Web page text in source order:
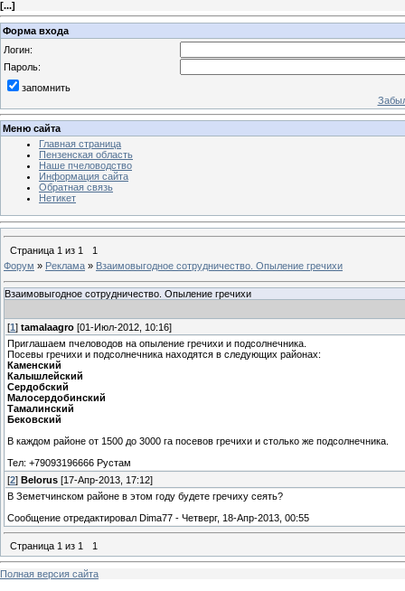
[...]
Форма входа
Логин:
Пароль:
запомнить
Меню сайта
Главная страница
Пензенская область
Наше пчеловодство
Информация сайта
Обратная связь
Нетикет
Страница 1 из 1
1
Форум » Реклама » Взаимовыгодное сотрудничество. Опыление гречихи
Взаимовыгодное сотрудничество. Опыление гречихи
[1 ] tamalaagro [01-Июл-2012, 10:16]
Приглашаем пчеловодов на опыление гречихи и подсолнечника.
Посевы гречихи и подсолнечника находятся в следующих районах:
Каменский
Калышлейский
Сердобский
Малосердобинский
Тамалинский
Бековский
В каждом районе от 1500 до 3000 га посевов гречихи и столько же подсолнечника.
Тел: +79093196666 Рустам
[2] Belorus [17-Апр-2013, 17:12]
В Земетчинском районе в этом году будете гречиху сеять?
Сообщение отредактировал Dima77 - Четверг, 18-Апр-2013, 00:55
Страница 1 из 1 1
Полная версия сайта